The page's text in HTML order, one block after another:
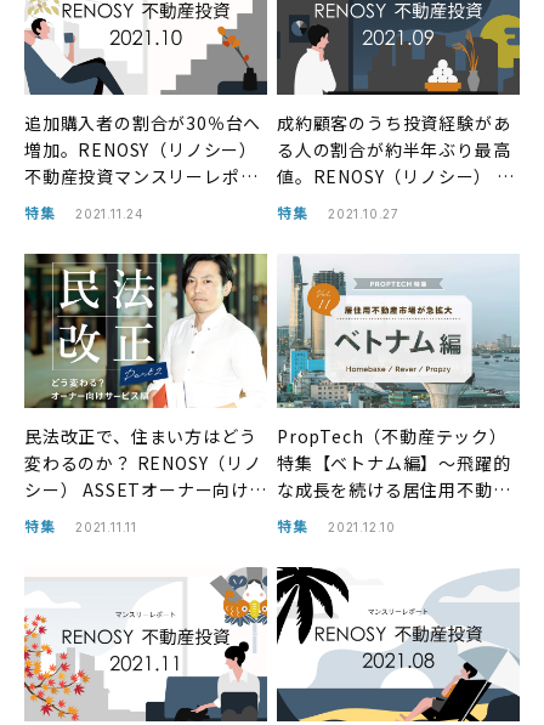
追加購入者の割合が30％台へ
増加。RENOSY（リノシー）
不動産投資マンスリーレポー
ト2021年10月
特集 2021.11.24
成約顧客のうち投資経験があ
る人の割合が約半年ぶり最高
値。RENOSY（リノシー） 不
動産投資マンスリーレポート
特集 2021.10.27
民法改正で、住まい方はどう
変わるのか？ RENOSY（リノ
シー） ASSETオーナー向けサ
ービスについてのご紹介（パ
特集 2021.11.11
PropTech（不動産テック）
特集【ベトナム編】〜飛躍的
な成長を続ける居住用不動
産〜
特集 2021.12.10